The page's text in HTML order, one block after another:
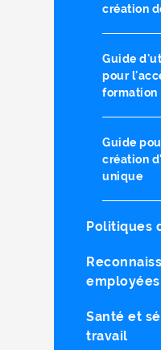
création
Guide
pour
formation
Guide
création
unique
Politiques
Santé et
travail